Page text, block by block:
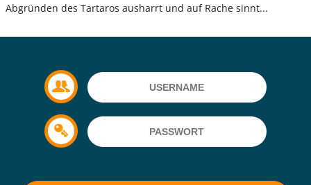
Abgründen des Tartaros ausharrt und auf Rache sinnt...